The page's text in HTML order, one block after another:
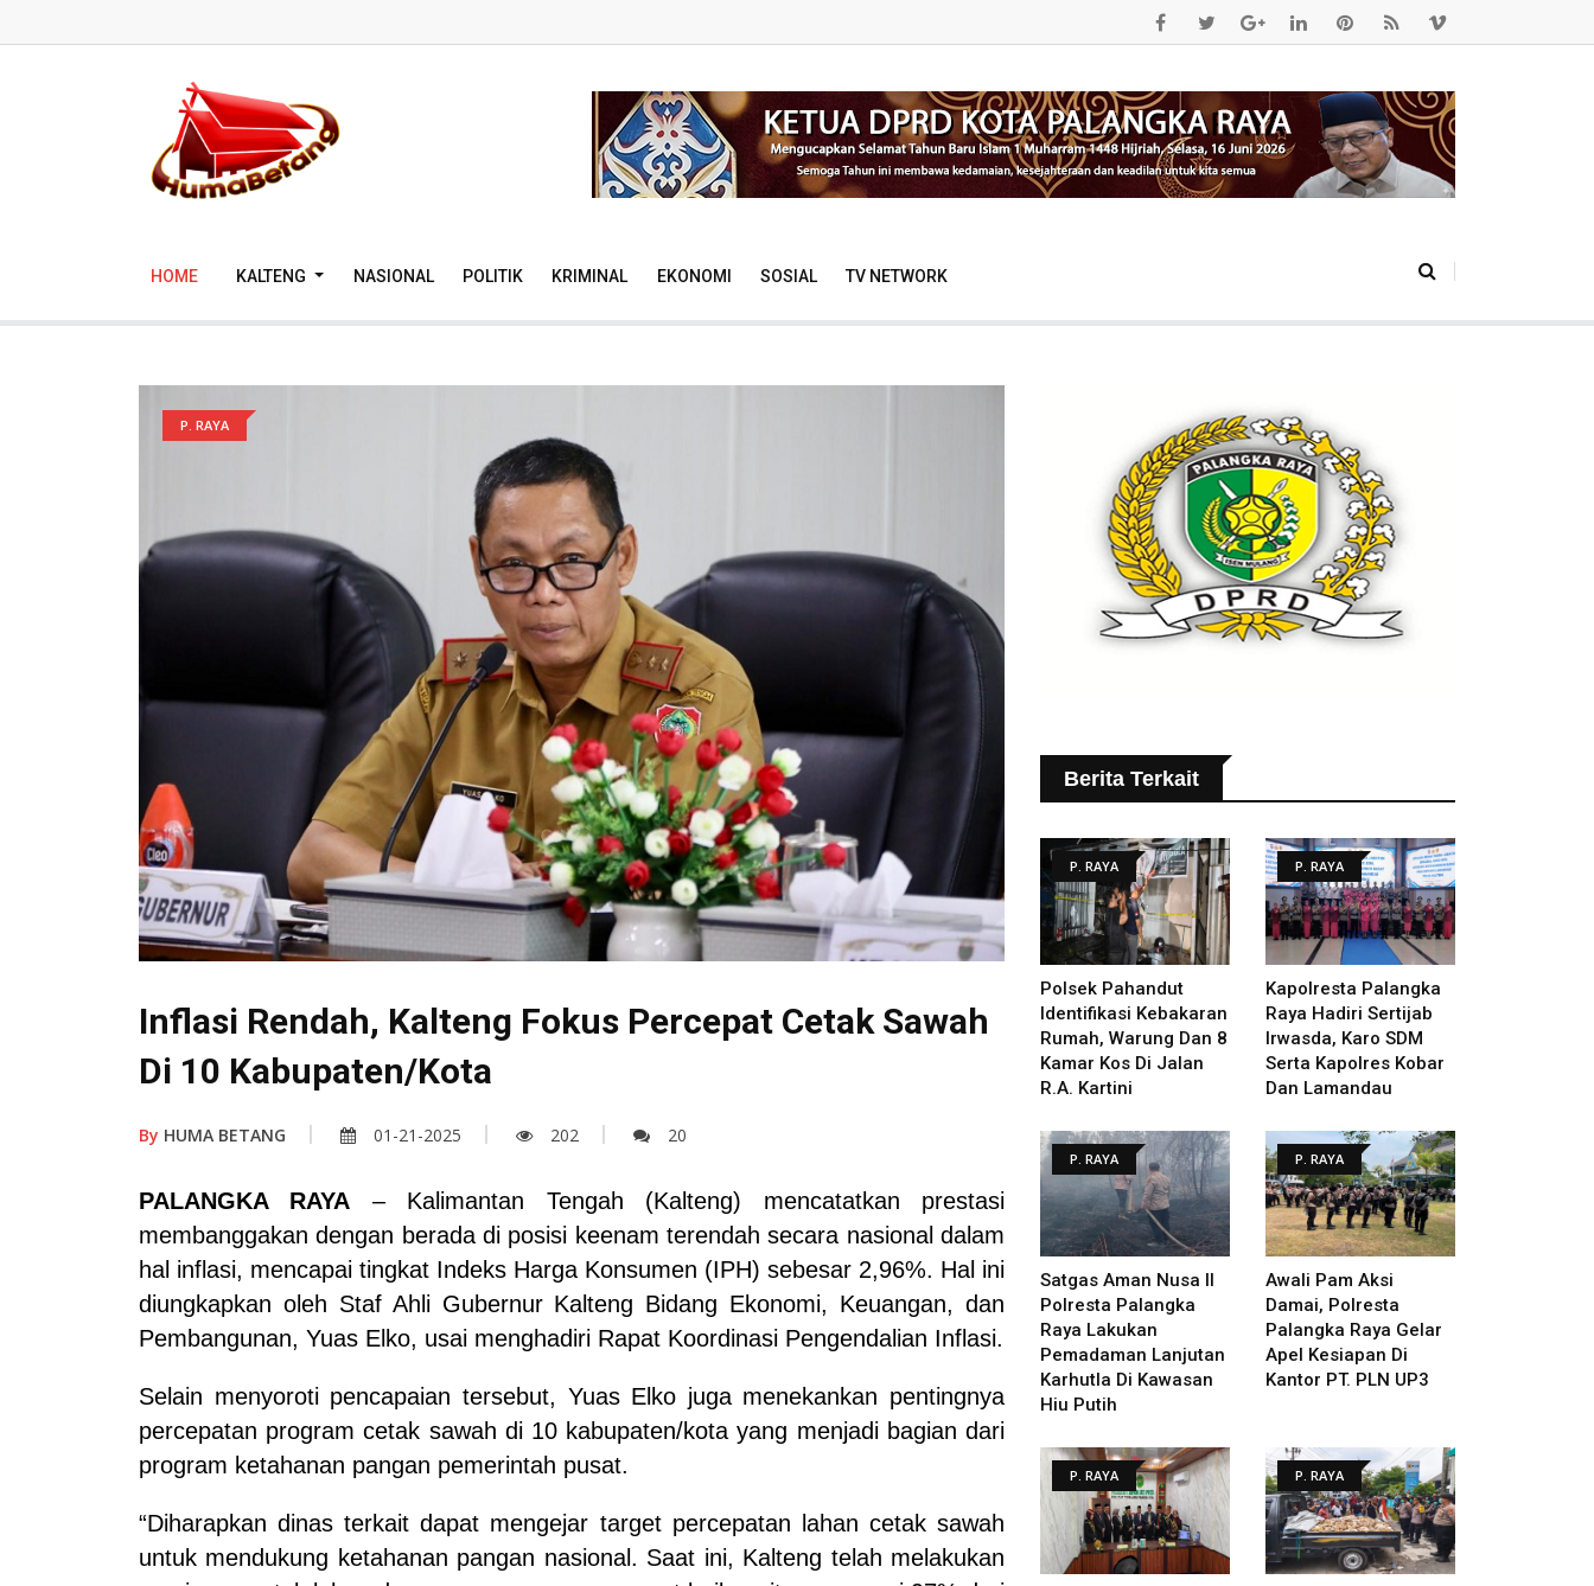
HOME KALTENG NASIONAL POLITIK KRIMINAL EKONOMI SOSIAL TV NETWORK
P. RAYA
Inflasi Rendah, Kalteng Fokus Percepat Cetak Sawah
Di 10 Kabupaten/Kota
By HUMA BETANG 01-21-2025 202 20
PALANGKA RAYA – Kalimantan Tengah (Kalteng) mencatatkan prestasi
membanggakan dengan berada di posisi keenam terendah secara nasional dalam
hal inflasi, mencapai tingkat Indeks Harga Konsumen (IPH) sebesar 2,96%. Hal ini
diungkapkan oleh Staf Ahli Gubernur Kalteng Bidang Ekonomi, Keuangan, dan
Pembangunan, Yuas Elko, usai menghadiri Rapat Koordinasi Pengendalian Inflasi.
Selain menyoroti pencapaian tersebut, Yuas Elko juga menekankan pentingnya
percepatan program cetak sawah di 10 kabupaten/kota yang menjadi bagian dari
program ketahanan pangan pemerintah pusat.
“Diharapkan dinas terkait dapat mengejar target percepatan lahan cetak sawah
untuk mendukung ketahanan pangan nasional. Saat ini, Kalteng telah melakukan
Berita Terkait
P. RAYA
Polsek Pahandut
Identifikasi Kebakaran
Rumah, Warung Dan 8
Kamar Kos Di Jalan
R.A. Kartini
P. RAYA
Kapolresta Palangka
Raya Hadiri Sertijab
Irwasda, Karo SDM
Serta Kapolres Kobar
Dan Lamandau
P. RAYA
Satgas Aman Nusa II
Polresta Palangka
Raya Lakukan
Pemadaman Lanjutan
Karhutla Di Kawasan
Hiu Putih
P. RAYA
Awali Pam Aksi
Damai, Polresta
Palangka Raya Gelar
Apel Kesiapan Di
Kantor PT. PLN UP3
P. RAYA P. RAYA